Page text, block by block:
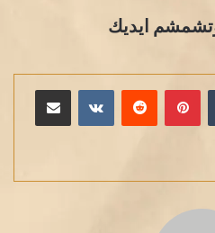
ايديك
بينتيريست مشاركة عبر البريد